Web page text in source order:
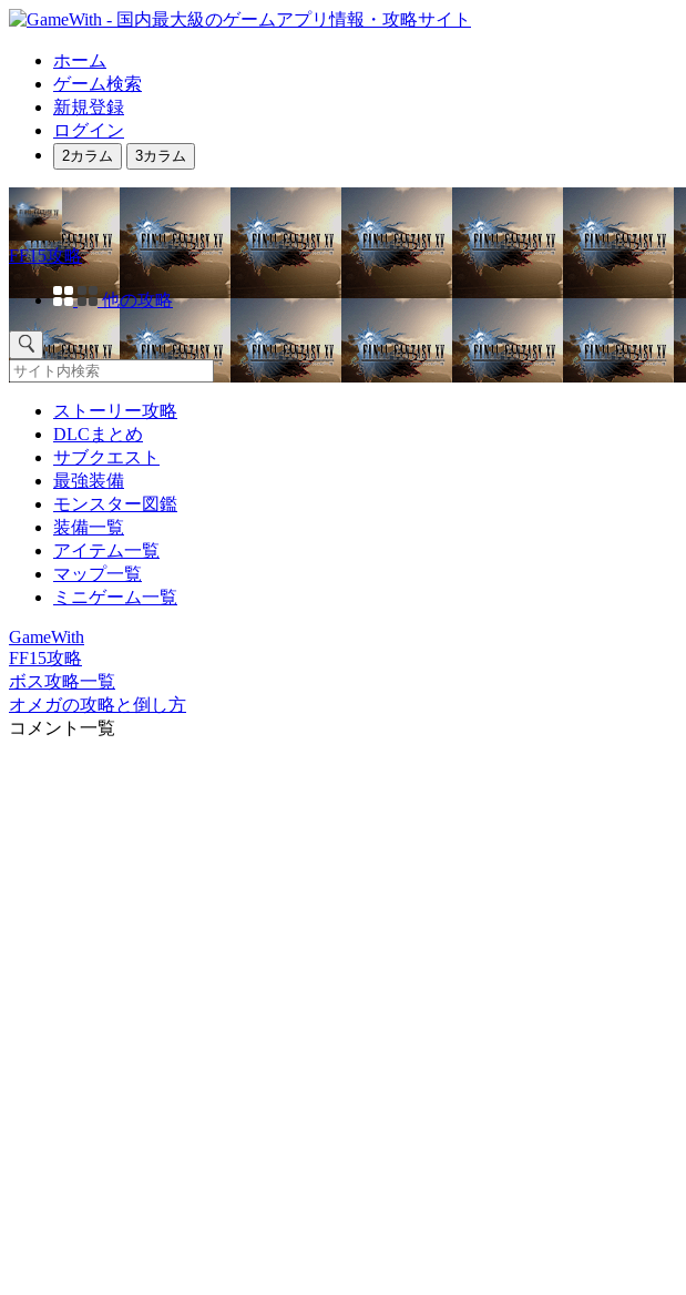
ホーム
ゲーム検索
新規登録
ログイン
2カラム 3カラム
FF15攻略
他の攻略
ストーリー攻略
DLCまとめ
サブクエスト
最強装備
モンスター図鑑
装備一覧
アイテム一覧
マップ一覧
ミニゲーム一覧
GameWith
FF15攻略
ボス攻略一覧
オメガの攻略と倒し方
コメント一覧